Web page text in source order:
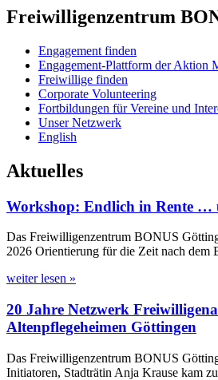
Freiwilligenzentrum
Engagement finden
Engagement-Plattform der Aktion
Freiwillige finden
Corporate Volunteering
Fortbildungen für Vereine und
Unser Netzwerk
English
Aktuelles
Workshop: Endlich in Rente …
Das Freiwilligenzentrum BONUS
2026 Orientierung für die Zeit nach dem
weiter lesen »
20 Jahre Netzwerk
Altenpflegeheimen Göttingen
Das Freiwilligenzentrum BONUS
Initiatoren, Stadträtin Anja Krause kam